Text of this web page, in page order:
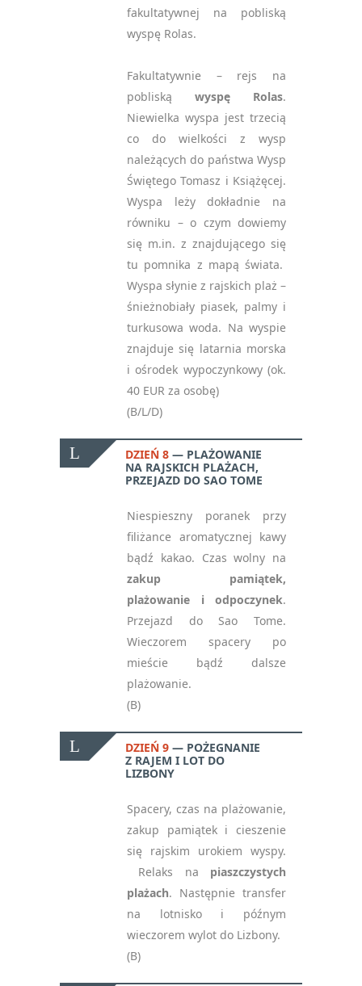
NEWSLETTER
— ZAPISZ SIĘ, ABY
OTRZYMYWAĆ
NAJNOWSZE
INFORMACJE
fakultatywnej na pobliską
wyspę Rolas.
Fakultatywnie – rejs na
pobliską wyspę Rolas.
Niewielka wyspa jest trzecią
co do wielkości z wysp
należących do państwa Wysp
Świętego Tomasz i Książęcej.
Wyspa leży dokładnie na
równiku – o czym dowiemy
się m.in. z znajdującego się
tu pomnika z mapą świata.
Wyspa słynie z rajskich plaż –
śnieżnobiały piasek, palmy i
turkusowa woda. Na wyspie
znajduje się latarnia morska
i ośrodek wypoczynkowy (ok.
40 EUR za osobę)
(B/L/D)
DZIEŃ 8
PLAŻOWANIE
NA RAJSKICH PLAŻACH,
PRZEJAZD DO SAO TOME
Niespieszny poranek przy
filiżance aromatycznej kawy
bądź kakao. Czas wolny na
zakup pamiątek,
plażowanie i odpoczynek.
Przejazd do Sao Tome.
Wieczorem spacery po
mieście bądź dalsze
plażowanie.
(B)
DZIEŃ 9
POŻEGNANIE
Z RAJEM I LOT DO
LIZBONY
Spacery, czas na plażowanie,
zakup pamiątek i cieszenie
się rajskim urokiem wyspy.
Relaks na piaszczystych
plażach. Następnie transfer
na lotnisko i późnym
wieczorem wylot do Lizbony.
(B)